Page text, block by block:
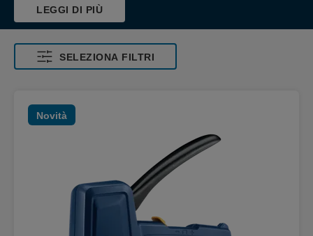
LEGGI DI PIÙ
SELEZIONA FILTRI
Novità